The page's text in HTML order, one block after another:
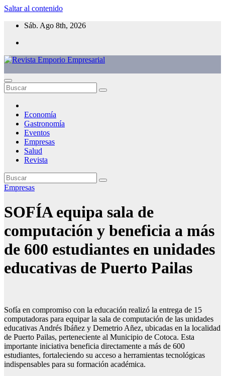
Saltar al contenido
Sáb. Ago 8th, 2026
Economía
Gastronomía
Eventos
Empresas
Salud
Revista
Empresas
SOFÍA equipa sala de
computación y beneficia a más
de 600 estudiantes en unidades
educativas de Puerto Pailas
Sofía en compromiso con la educación realizó la entrega de 15
computadoras para equipar la sala de computación de las unidades
educativas Andrés Ibáñez y Demetrio Añez, ubicadas en la localidad
de Puerto Pailas, perteneciente al Municipio de Cotoca. Esta
importante iniciativa beneficia directamente a más de 600
estudiantes, fortaleciendo su acceso a herramientas tecnológicas
indispensables para su formación académica.